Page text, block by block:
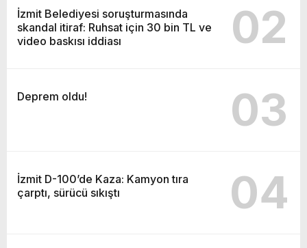
İzmit Belediyesi soruşturmasında
skandal itiraf: Ruhsat için 30 bin TL ve
video baskısı iddiası
02
Deprem oldu! 03
İzmit D-100’de Kaza: Kamyon tıra
çarptı, sürücü sıkıştı
04